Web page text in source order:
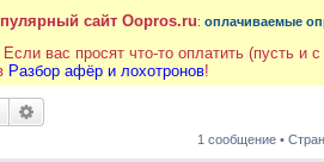
сайт Oopros.ru: оплачиваемые
вас просят что-то оплатить (пусть и
Разбор афёр и лохотронов!
Поиск
1 сообщение •